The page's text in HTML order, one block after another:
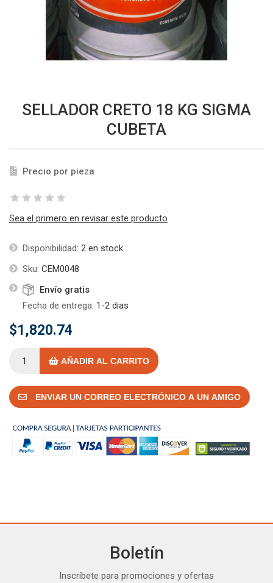
SELLADOR CRETO 18 KG SIGMA
CUBETA
Precio por pieza
Sea el primero en revisar este producto
Disponibilidad: 2 en stock
Sku: CEM0048
Envío gratis
Fecha de entrega: 1-2 dias
$1,820.74
AÑADIR AL CARRITO
ENVIAR UN CORREO ELECTRÓNICO A UN AMIGO
Boletín
Inscríbete para promociones y ofertas